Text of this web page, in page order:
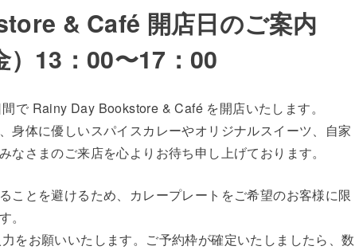
& Café 開店日のご案内
）13：00〜17：00
で Rainy Day Bookstore & Café を開店いたします。
身体に優しいスパイスカレーやオリジナルスイーツ、自家
さまのご来店を心よりお待ち申し上げております。
ことを避けるため、カレープレートをご希望のお客様に限
。
をお願いいたします。ご予約枠が確定いたしましたら、数